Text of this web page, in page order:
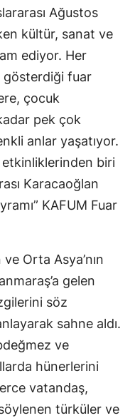
Ağustos
kültür, sanat ve
ediyor. Her
gösterdiği fuar
çocuk
pek çok
anlar yaşatıyor.
etkinliklerinden biri
Karacaoğlan
KAFUM Fuar
Orta Asya’nın
gelen
söz
sahne aldı.
ve
hünerlerini
vatandaş,
söylenen türküler ve